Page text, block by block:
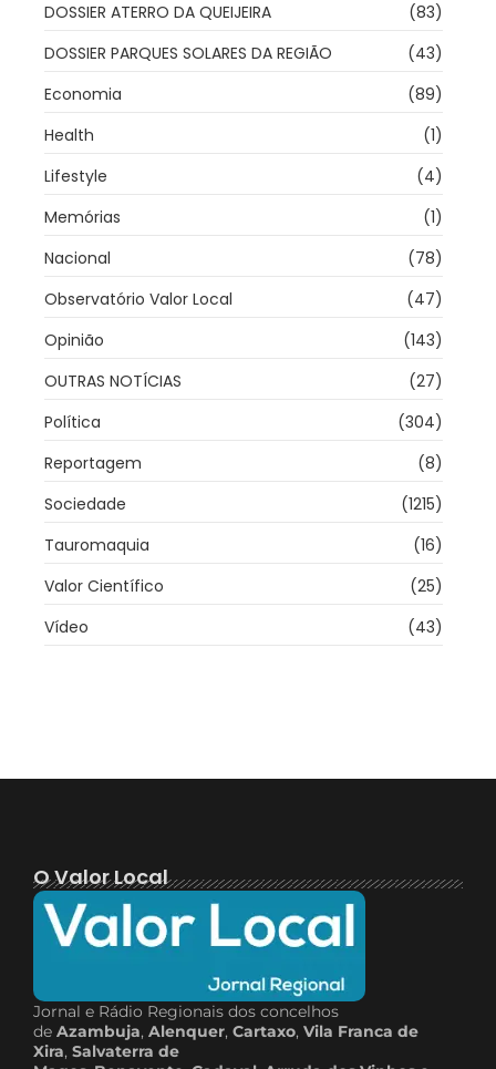
DOSSIER ATERRO DA QUEIJEIRA
(83)
DOSSIER PARQUES SOLARES DA REGIÃO
(43)
Economia
(89)
Health
(1)
Lifestyle
(4)
Memórias
(1)
Nacional
(78)
Observatório Valor Local
(47)
Opinião
(143)
OUTRAS NOTÍCIAS
(27)
Política
(304)
Reportagem
(8)
Sociedade
(1215)
Tauromaquia
(16)
Valor Científico
(25)
Vídeo
(43)
O Valor Local
Jornal e Rádio Regionais dos concelhos
de Azambuja, Alenquer, Cartaxo, Vila Franca de
Xira, Salvaterra de